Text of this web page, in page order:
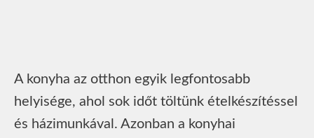
A konyha az otthon egyik legfontosabb
helyisége, ahol sok időt töltünk ételkészítéssel
és házimunkával. Azonban a konyhai